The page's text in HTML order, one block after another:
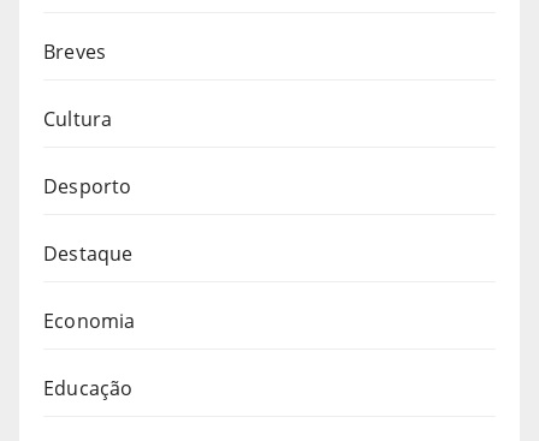
Breves
Cultura
Desporto
Destaque
Economia
Educação